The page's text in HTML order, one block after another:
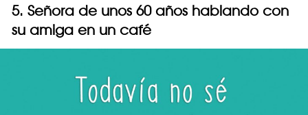
5. Señora de unos 60 años hablando con
su amiga en un café